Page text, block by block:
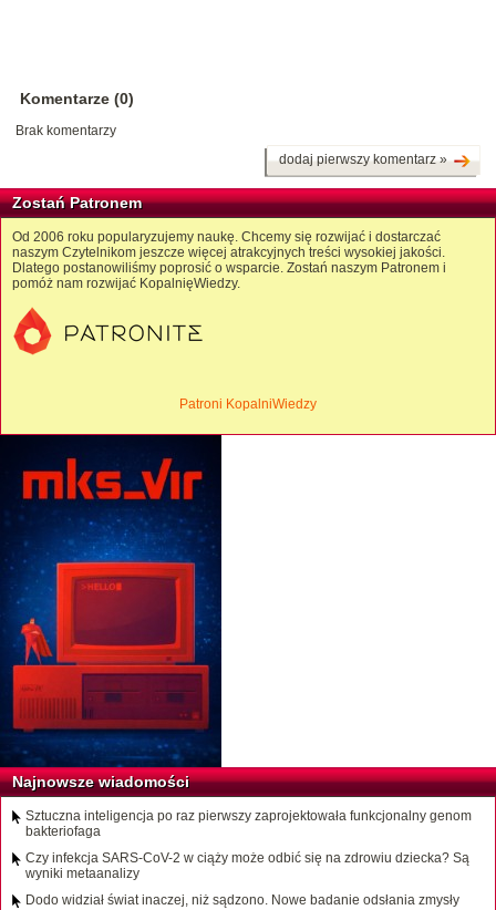
Komentarze (0)
Brak komentarzy
dodaj pierwszy komentarz »
Zostań Patronem
Od 2006 roku popularyzujemy naukę. Chcemy się rozwijać i dostarczać
naszym Czytelnikom jeszcze więcej atrakcyjnych treści wysokiej jakości.
Dlatego postanowiliśmy poprosić o wsparcie. Zostań naszym Patronem i
pomóż nam rozwijać KopalnięWiedzy.
Patroni KopalniWiedzy
Najnowsze wiadomości
Sztuczna inteligencja po raz pierwszy zaprojektowała funkcjonalny genom
bakteriofaga
Czy infekcja SARS-CoV-2 w ciąży może odbić się na zdrowiu dziecka? Są
wyniki metaanalizy
Dodo widział świat inaczej, niż sądzono. Nowe badanie odsłania zmysły